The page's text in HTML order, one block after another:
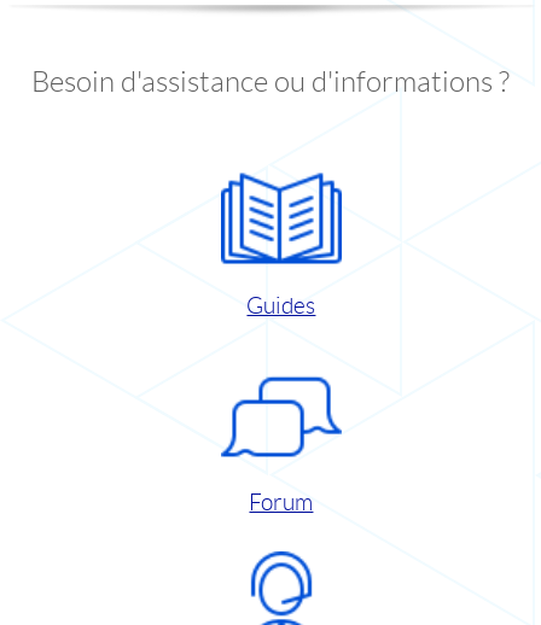
Besoin d'assistance ou d'informations ?
Guides
Forum